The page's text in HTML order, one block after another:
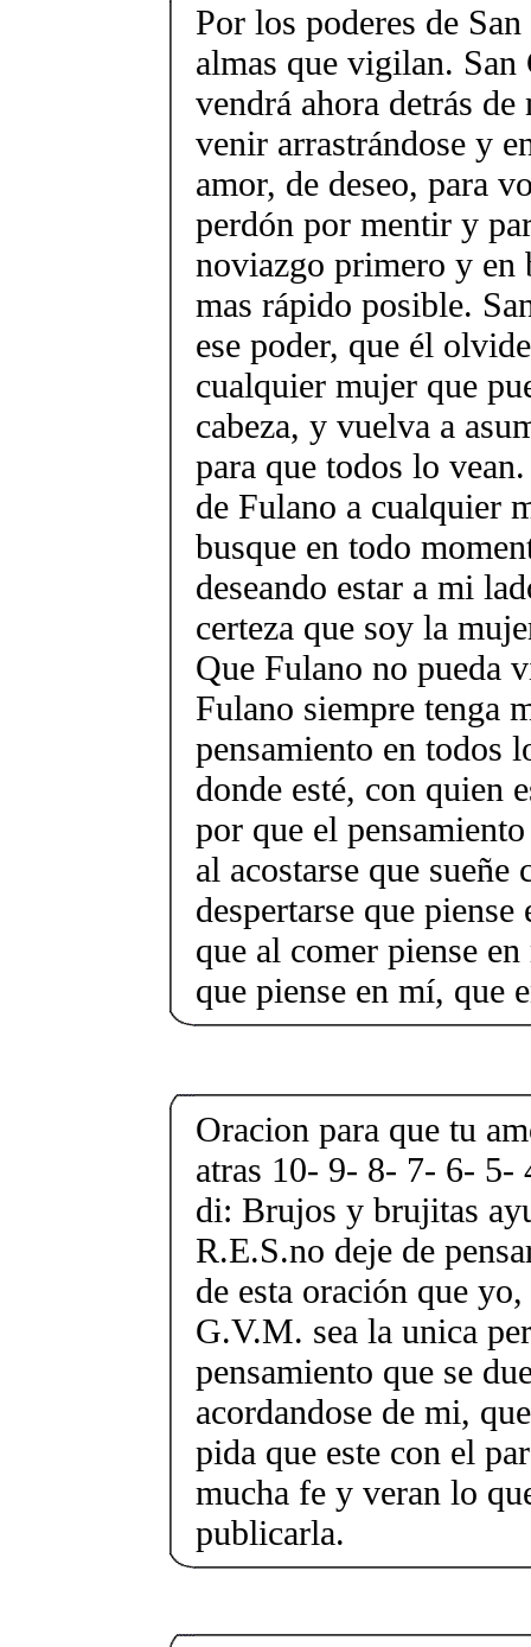
Por los poderes de
almas que vigilan.
vendrá ahora detrás
venir arrastrándose y
amor, de deseo, para
perdón por mentir y
noviazgo primero y en
mas rápido posible.
ese poder, que él
cualquier mujer que
cabeza, y vuelva a
para que todos lo
de Fulano a cualquier
busque en todo
deseando estar a mi
certeza que soy la
Que Fulano no pueda
Fulano siempre tenga
pensamiento en todos
donde esté, con quien
por que el
al acostarse que
despertarse que
que al comer piense
que piense en mí, que
Oracion para que tu
atras 10- 9- 8- 7- 6-
di: Brujos y brujitas
R.E.S.no deje de
de esta oración que
G.V.M. sea la unica
pensamiento que se
acordandose de mi,
pida que este con el
mucha fe y veran lo
publicarla.